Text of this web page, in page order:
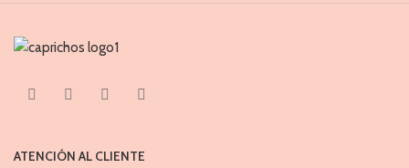
ATENCIÓN AL CLIENTE